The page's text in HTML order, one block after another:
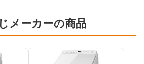
メーカーの商品